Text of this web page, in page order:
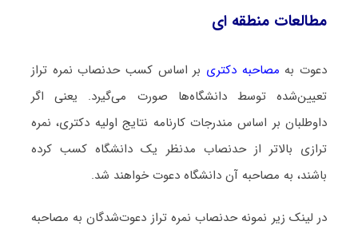
مطالعات منطقه ای
دعوت به مصاحبه دکتری بر اساس کسب حدنصاب نمره تراز
تعیین‌شده توسط دانشگاه‌ها صورت می‌گیرد. یعنی اگر
داوطلبان بر اساس مندرجات کارنامه نتایج اولیه دکتری، نمره
ترازی بالاتر از حدنصاب مدنظر یک دانشگاه کسب کرده
باشند، به مصاحبه آن دانشگاه دعوت خواهند شد.
در لینک زیر نمونه حدنصاب نمره تراز دعوت‌شدگان به مصاحبه